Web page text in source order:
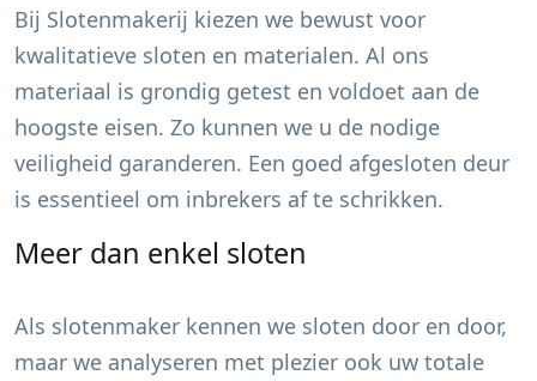
Bij Slotenmakerij kiezen we bewust voor
kwalitatieve sloten en materialen. Al ons
materiaal is grondig getest en voldoet aan de
hoogste eisen. Zo kunnen we u de nodige
veiligheid garanderen. Een goed afgesloten deur
is essentieel om inbrekers af te schrikken.
Meer dan enkel sloten
Als slotenmaker kennen we sloten door en door,
maar we analyseren met plezier ook uw totale